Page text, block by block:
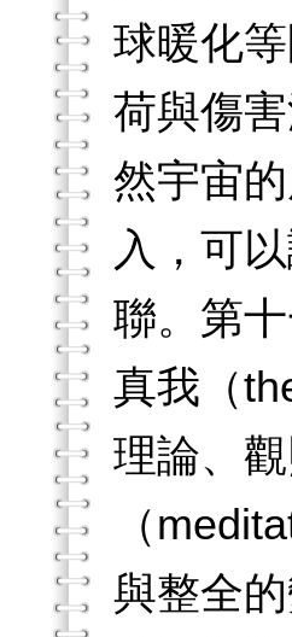
球暖化
荷與傷
然宇宙
入，可
聯。第
真我（
理論、
（
與整全